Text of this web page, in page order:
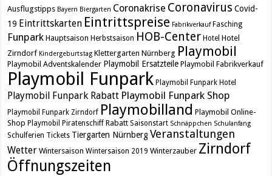
Ausflugstipps Bayern Biergarten Coronakrise Coronavirus Covid-
19 Eintrittskarten Eintrittspreise Fabrikverkauf Fasching
Funpark Hauptsaison Herbstsaison HOB-Center Hotel Hotel
Zirndorf Kindergeburtstag Klettergarten Nürnberg Playmobil
Playmobil Adventskalender Playmobil Ersatzteile Playmobil Fabrikverkauf
Playmobil Funpark Playmobil Funpark Hotel
Playmobil Funpark Rabatt Playmobil Funpark Shop
Playmobil Funpark Zirndorf Playmobilland Playmobil Online-
Shop Playmobil Piratenschiff Rabatt Saisonstart Schnäppchen Schulanfang
Schulferien Tickets Tiergarten Nürnberg Veranstaltungen
Wetter Wintersaison Wintersaison 2019 Winterzauber Zirndorf
Öffnungszeiten